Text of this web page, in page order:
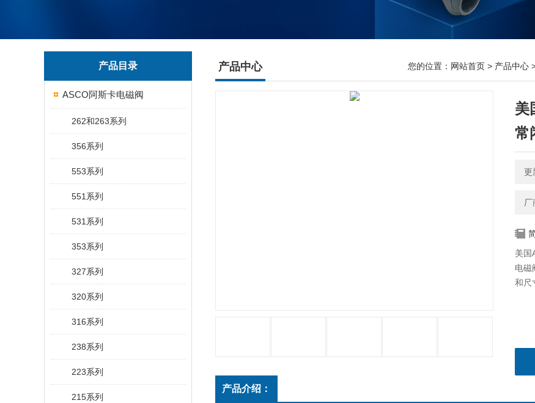
产品目录
ASCO阿斯卡电磁阀
262和263系列
356系列
553系列
551系列
531系列
353系列
327系列
320系列
316系列
238系列
223系列
215系列
产品中心 您的位置： 网站首页 > 产品中心
美
常
更
厂
美国
电磁
和尺
产品介绍：